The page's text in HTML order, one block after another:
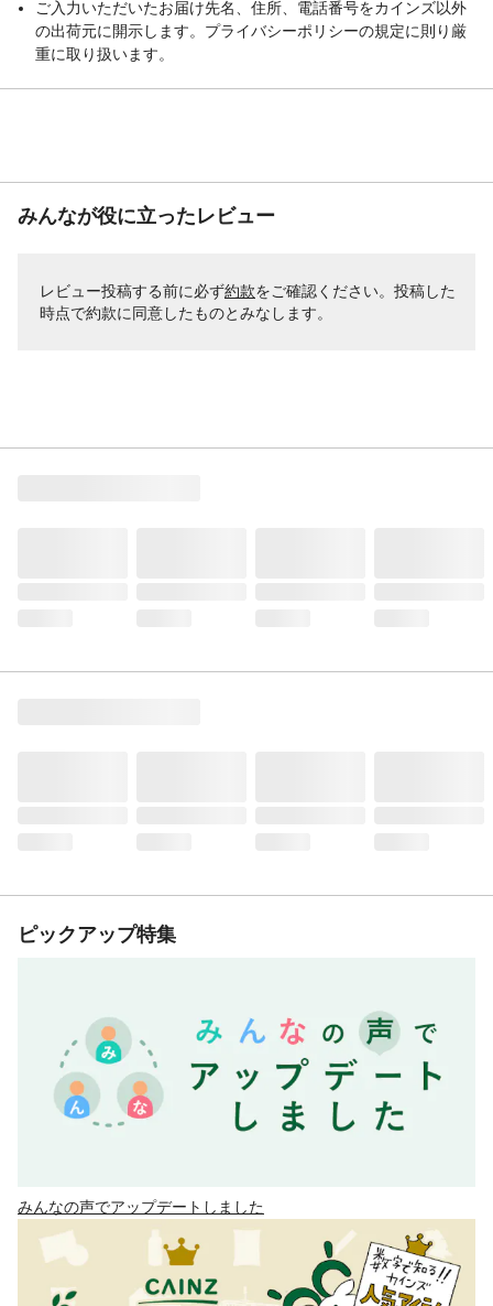
ご入力いただいたお届け先名、住所、電話番号をカインズ以外
の出荷元に開示します。プライバシーポリシーの規定に則り厳
重に取り扱います。
みんなが役に立ったレビュー
レビュー投稿する前に必ず約款をご確認ください。投稿した
時点で約款に同意したものとみなします。
ピックアップ特集
みんなの声でアップデートしました